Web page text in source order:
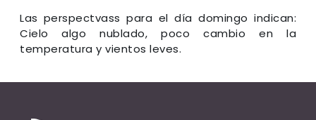
Las perspectvass para el día domingo indican:
Cielo algo nublado, poco cambio en la
temperatura y vientos leves.